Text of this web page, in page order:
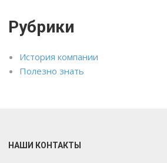
Рубрики
История компании
Полезно знать
НАШИ КОНТАКТЫ